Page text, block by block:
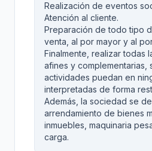
Realización de eventos
Atención al cliente.
Preparación de todo tipo
venta, al por mayor y al
Finalmente, realizar todas
afines y complementarias,
actividades puedan en
interpretadas de forma
Además, la sociedad se
arrendamiento de bienes
inmuebles, maquinaria
carga.